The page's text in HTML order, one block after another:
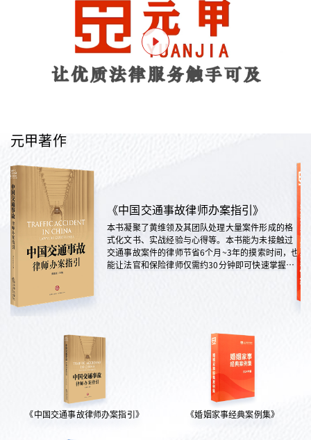
元甲著作
《中国交通事故律师办案指引》
本书凝聚了黄维领及其团队处理大量案件形成的格
式化文书、实战经验与心得等。本书能为未接触过
交通事故案件的律师节省6个月~3年的摸索时间，也
能让法官和保险律师仅需约30分钟即可快速掌握案
《中国交通事故律师办案指引》 《婚姻家事经典案例集》